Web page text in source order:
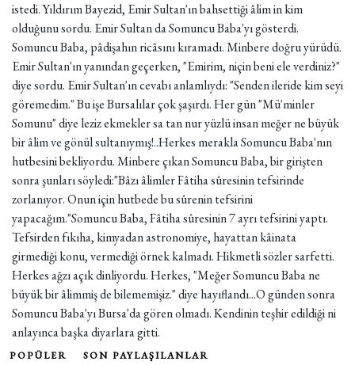
istedi. Yıldırım Bayezid, Emir Sultan'ın bahsettiği âlim in kim
olduğunu sordu. Emir Sultan da Somuncu Baba'yı gösterdi.
Somuncu Baba, pâdişahın ricâsını kıramadı. Minbere doğru yürüdü.
Emir Sultan'ın yanından geçerken, "Emirim, niçin beni ele verdiniz?"
diye sordu. Emir Sultan'ın cevabı anlamlıydı: "Senden ileride kim seyi
göremedim." Bu işe Bursalılar çok şaşırdı. Her gün "Mü'minler
Somunu" diye leziz ekmekler sa tan nur yüzlü insan meğer ne büyük
bir âlim ve gönül sultanıymış!..Herkes merakla Somuncu Baba'nın
hutbesini bekliyordu. Minbere çıkan Somuncu Baba, bir girişten
sonra şunları söyledi:"Bâzı âlimler Fâtiha sûresinin tefsirinde
zorlanıyor. Onun için hutbede bu sûrenin tefsirini
yapacağım."Somuncu Baba, Fâtiha sûresinin 7 ayrı tefsirini yaptı.
Tefsirden fıkıha, kimyadan astronomiye, hayattan kâinata
girmediği konu, vermediği örnek kalmadı. Hikmetli sözler sarfetti.
Herkes ağzı açık dinliyordu. Herkes, "Meğer Somuncu Baba ne
büyük bir âlimmiş de bilememişiz." diye hayıflandı...O günden sonra
Somuncu Baba'yı Bursa'da gören olmadı. Kendinin teşhir edildiği ni
anlayınca başka diyarlara gitti.
POPÜLER SON PAYLAŞILANLAR